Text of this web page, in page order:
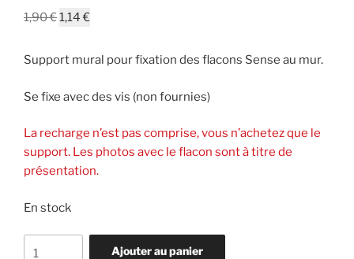
1,90€Le
initial
1,90 €.
1,14€
actuel
1,14 €.
Support mural pour fixation des flacons Sense au mur.
Se fixe avec des vis (non fournies)
La recharge n’est pas comprise, vous n’achetez que le
support. Les photos avec le flacon sont à titre de
présentation.
En stock
Ajouter au panier